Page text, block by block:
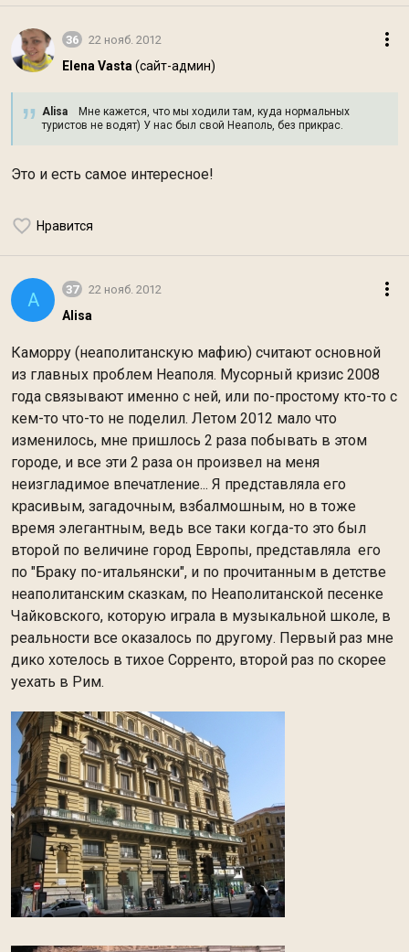
36 22 нояб. 2012
Elena Vasta (сайт-админ)
Alisa Мне кажется, что мы ходили там, куда нормальных
туристов не водят) У нас был свой Неаполь, без прикрас.
Это и есть самое интересное!
Нравится
A 37 22 нояб. 2012
Alisa
Каморру (неаполитанскую мафию) считают основной
из главных проблем Неаполя. Мусорный кризис 2008
года связывают именно с ней, или по-простому кто-то с
кем-то что-то не поделил. Летом 2012 мало что
изменилось, мне пришлось 2 раза побывать в этом
городе, и все эти 2 раза он произвел на меня
неизгладимое впечатление... Я представляла его
красивым, загадочным, взбалмошным, но в тоже
время элегантным, ведь все таки когда-то это был
второй по величине город Европы, представляла его
по "Браку по-итальянски", и по прочитанным в детстве
неаполитанским сказкам, по Неаполитанской песенке
Чайковского, которую играла в музыкальной школе, в
реальности все оказалось по другому. Первый раз мне
дико хотелось в тихое Сорренто, второй раз по скорее
уехать в Рим.